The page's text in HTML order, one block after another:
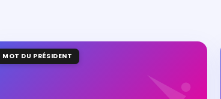
MOT DU PRÉSIDENT